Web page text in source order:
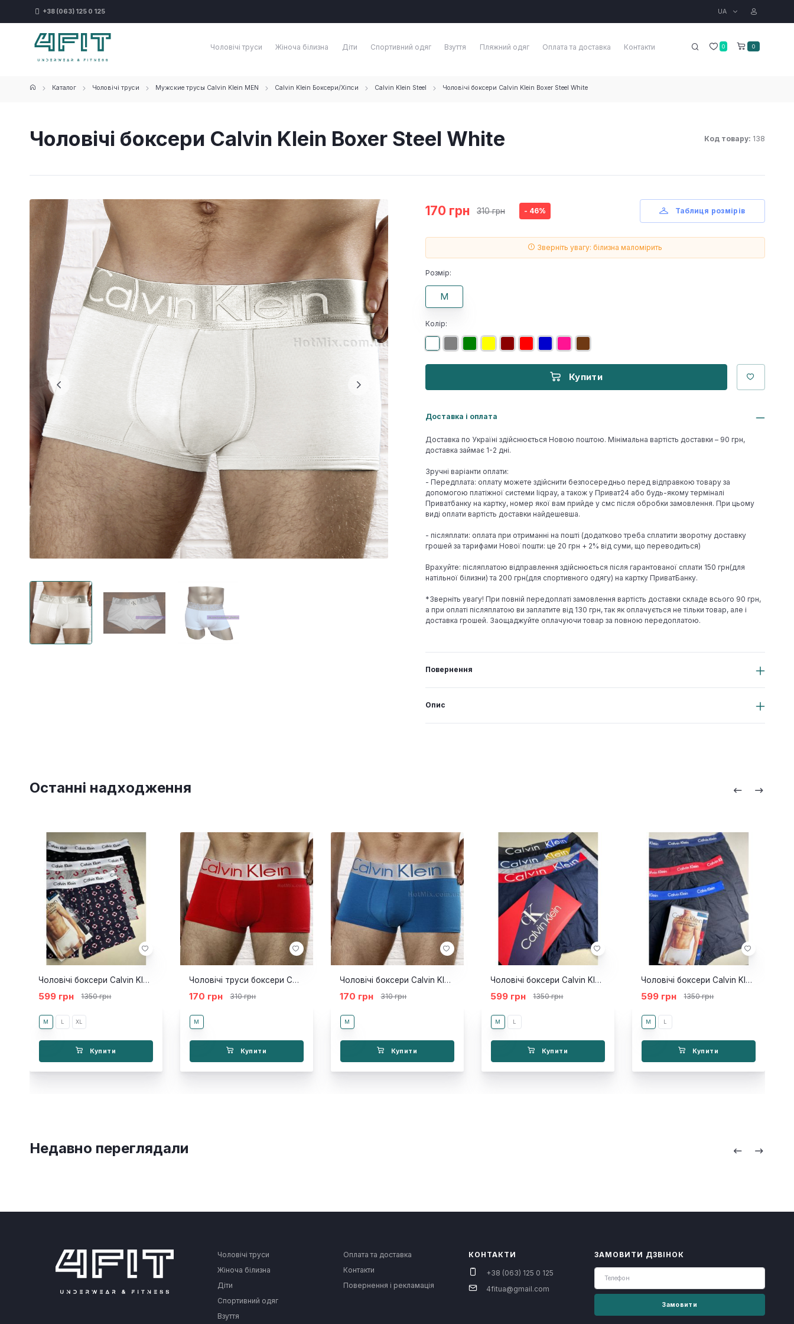
+38 (063) 125 0 125 UA
0 0
Чоловічі труси Жіноча білизна Діти Спортивний одяг Взуття Пляжний одяг Оплата та доставка Контакти
Каталог Чоловічі труси Мужские трусы Calvin Klein MEN Calvin Klein Боксери/Хіпси Calvin Klein Steel Чоловічі боксери Calvin Klein Boxer Steel White
Чоловічі боксери Calvin Klein Boxer Steel White Код товару: 138
170 грн 310 грн - 46% Таблиця розмірів
Зверніть увагу: білизна маломірить
Розмір:
M
Колір:
Купити
Доставка і оплата
Доставка по Україні здійснюється Новою поштою. Мінімальна вартість доставки – 90 грн,
доставка займає 1-2 дні.
Зручні варіанти оплати:
- Передплата: оплату можете здійснити безпосередньо перед відправкою товару за
допомогою платіжної системи liqpay, а також у Приват24 або будь-якому терміналі
Приватбанку на картку, номер якої вам прийде у смс після обробки замовлення. При цьому
виді оплати вартість доставки найдешевша.
- післяплати: оплата при отриманні на пошті (додатково треба сплатити зворотну доставку
грошей за тарифами Нової пошти: це 20 грн + 2% від суми, що переводиться)
Врахуйте: післяплатою відправлення здійснюється після гарантованої сплати 150 грн(для
натільної білизни) та 200 грн(для спортивного одягу) на картку ПриватБанку.
*Зверніть увагу! При повній передоплаті замовлення вартість доставки складе всього 90 грн,
а при оплаті післяплатою ви заплатите від 130 грн, так як оплачується не тільки товар, але і
доставка грошей. Заощаджуйте оплачуючи товар за повною передоплатою.
Повернення
Опис
Останні надходження
Чоловічі боксери Calvin Klein Fusion 3шт
599 грн 1350 грн
M L XL
Купити
Чоловічі труси боксери Calvin Klein Boxer Steel Red
170 грн 310 грн
M
Купити
Чоловічі боксери Calvin Klein Boxer Steel Blue
170 грн 310 грн
M
Купити
Чоловічі боксери Calvin Klein 3шт color
599 грн 1350 грн
M L
Купити
Чоловічі боксери Calvin Klein Black 3шт
599 грн 1350 грн
M L
Купити
Недавно переглядали
Чоловічі труси
Жіноча білизна
Діти
Спортивний одяг
Взуття
Оплата та доставка
Контакти
Повернення і рекламація
КОНТАКТИ
+38 (063) 125 0 125
4fitua@gmail.com
ЗАМОВИТИ ДЗВІНОК
Замовити